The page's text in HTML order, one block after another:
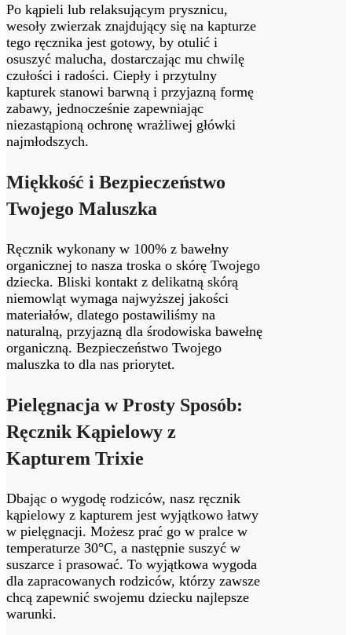
Po kąpieli lub relaksującym prysznicu,
wesoły zwierzak znajdujący się na kapturze
tego ręcznika jest gotowy, by otulić i
osuszyć malucha, dostarczając mu chwilę
czułości i radości. Ciepły i przytulny
kapturek stanowi barwną i przyjazną formę
zabawy, jednocześnie zapewniając
niezastąpioną ochronę wrażliwej główki
najmłodszych.
Miękkość i Bezpieczeństwo
Twojego Maluszka
Ręcznik wykonany w 100% z bawełny
organicznej to nasza troska o skórę Twojego
dziecka. Bliski kontakt z delikatną skórą
niemowląt wymaga najwyższej jakości
materiałów, dlatego postawiliśmy na
naturalną, przyjazną dla środowiska bawełnę
organiczną. Bezpieczeństwo Twojego
maluszka to dla nas priorytet.
Pielęgnacja w Prosty Sposób:
Ręcznik Kąpielowy z
Kapturem Trixie
Dbając o wygodę rodziców, nasz ręcznik
kąpielowy z kapturem jest wyjątkowo łatwy
w pielęgnacji. Możesz prać go w pralce w
temperaturze 30°C, a następnie suszyć w
suszarce i prasować. To wyjątkowa wygoda
dla zapracowanych rodziców, którzy zawsze
chcą zapewnić swojemu dziecku najlepsze
warunki.